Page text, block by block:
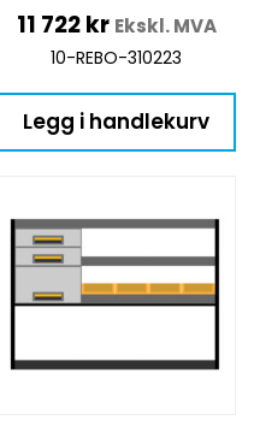
11 722kr Ekskl. MVA
10-REBO-310223
Legg i handlekurv